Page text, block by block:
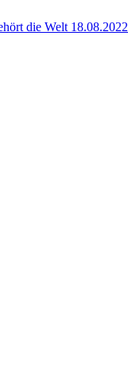
die Welt 18.08.2022